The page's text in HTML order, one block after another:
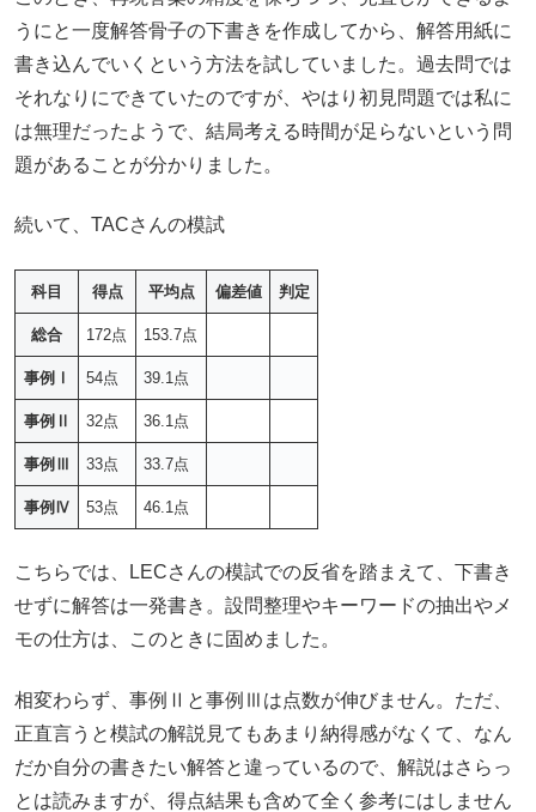
うにと一度解答骨子の下書きを作成してから、解答用紙に
書き込んでいくという方法を試していました。過去問では
それなりにできていたのですが、やはり初見問題では私に
は無理だったようで、結局考える時間が足らないという問
題があることが分かりました。
続いて、TACさんの模試
科目 得点 平均点 偏差値 判定
総合 172点 153.7点
事例Ⅰ 54点 39.1点
事例Ⅱ 32点 36.1点
事例Ⅲ 33点 33.7点
事例Ⅳ 53点 46.1点
こちらでは、LECさんの模試での反省を踏まえて、下書き
せずに解答は一発書き。設問整理やキーワードの抽出やメ
モの仕方は、このときに固めました。
相変わらず、事例Ⅱと事例Ⅲは点数が伸びません。ただ、
正直言うと模試の解説見てもあまり納得感がなくて、なん
だか自分の書きたい解答と違っているので、解説はさらっ
とは読みますが、得点結果も含めて全く参考にはしません